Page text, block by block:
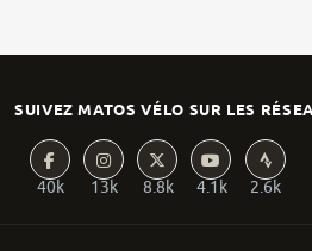
SUIVEZ MATOS VÉLO SUR LES
40k 13k 8.8k 4.1k 2.6k